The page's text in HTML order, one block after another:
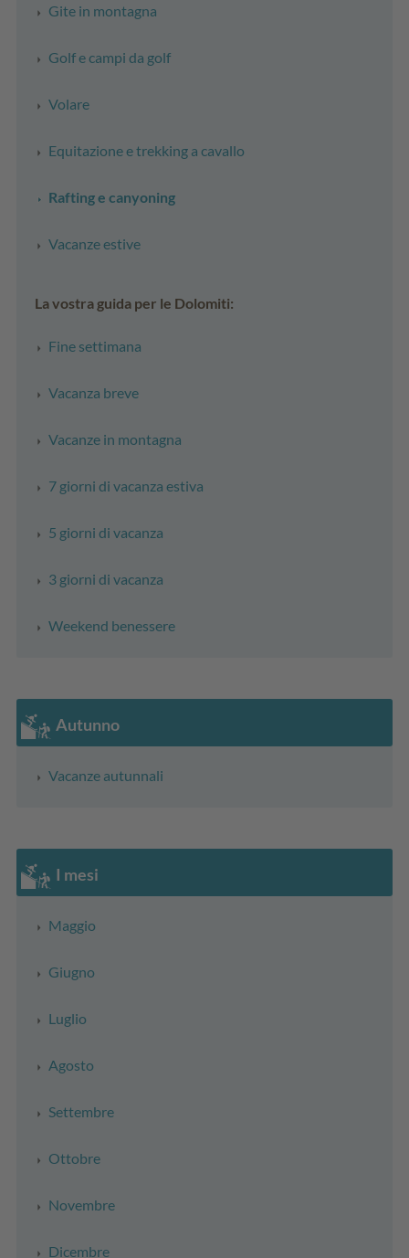
Gite in montagna
Golf e campi da golf
Volare
Equitazione e trekking a cavallo
Rafting e canyoning
Vacanze estive
La vostra guida per le Dolomiti:
Fine settimana
Vacanza breve
Vacanze in montagna
7 giorni di vacanza estiva
5 giorni di vacanza
3 giorni di vacanza
Weekend benessere
Autunno
Vacanze autunnali
I mesi
Maggio
Giugno
Luglio
Agosto
Settembre
Ottobre
Novembre
Dicembre